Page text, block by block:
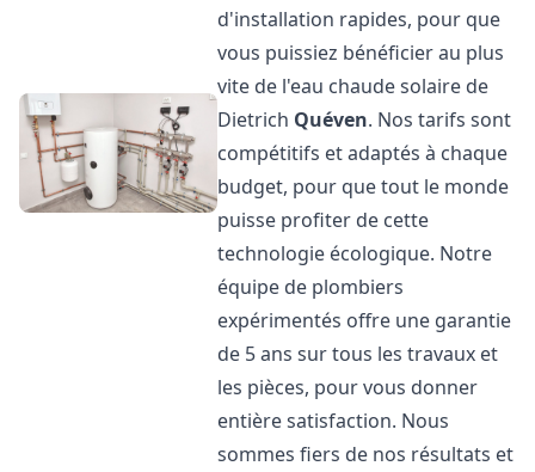
d'installation rapides, pour que
vous puissiez bénéficier au plus
vite de l'eau chaude solaire de
Dietrich Quéven. Nos tarifs sont
compétitifs et adaptés à chaque
budget, pour que tout le monde
puisse profiter de cette
technologie écologique. Notre
équipe de plombiers
expérimentés offre une garantie
de 5 ans sur tous les travaux et
les pièces, pour vous donner
entière satisfaction. Nous
sommes fiers de nos résultats et